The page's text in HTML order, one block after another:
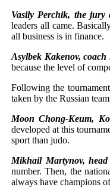
Vasily Perchik, the jury
leaders all came.
all business is in finance.
Asylbek Kakenov,
because the level of
Following the
taken by the Russian
Moon Chong-Keum,
developed at this
sport than judo.
Mikhail Martynov,
number. Then, the
always have champions